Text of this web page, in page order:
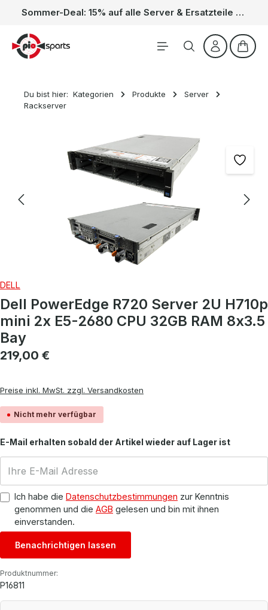
Zum Hauptinhalt springen Sommer-Deal: 15% auf alle Server & Ersatzteile – Kein Code nötig, der Rabatt wird automatisch im Warenkorb abgezogen. Gültig vom 01.06. bis 31.08.
Du bist hier: Kategorien Produkte
Server
Rackserver
DELL
Dell PowerEdge R720 Server 2U H710p
mini 2x E5-2680 CPU 32GB RAM 8x3.5
Bay
Regulärer Preis:
219,00 €
Preise inkl. MwSt. zzgl. Versandkosten
Nicht mehr verfügbar
E-Mail erhalten sobald der Artikel wieder auf Lager ist
Ich habe die Datenschutzbestimmungen zur Kenntnis
genommen und die AGB gelesen und bin mit ihnen
einverstanden.
Benachrichtigen lassen
Produktnummer:
P16811